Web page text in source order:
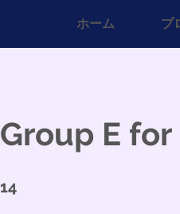
ホーム プ
Group E
14